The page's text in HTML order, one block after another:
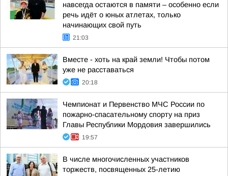
навсегда остаются в памяти – особенно если
речь идёт о юных атлетах, только
начинающих свой путь
21:03
Вместе - хоть на край земли! Чтобы потом
уже не расставаться
20:18
Чемпионат и Первенство МЧС России по
пожарно-спасательному спорту на приз
Главы Республики Мордовия завершились
19:57
В числе многочисленных участников
торжеств, посвященных 25-летию